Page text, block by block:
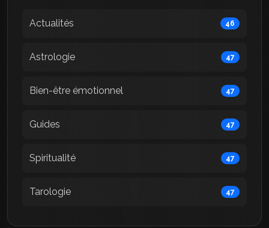
Actualités 46
Astrologie 47
Bien-être émotionnel 47
Guides 47
Spiritualité 47
Tarologie 47